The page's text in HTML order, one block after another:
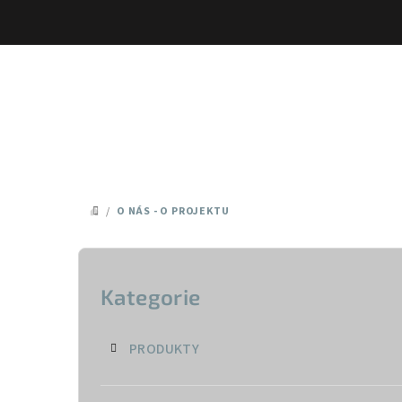
DOMŮ
/ O NÁS - O PROJEKTU
P
Přeskočit
kategorie
Kategorie
PRODUKTY